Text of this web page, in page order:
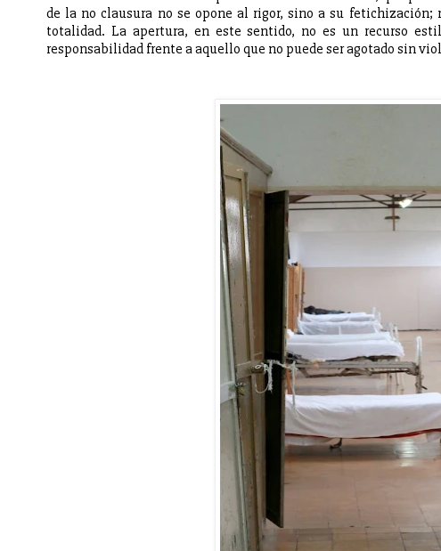
de la no clausura no se opone al rigor, sino a su
totalidad. La apertura, en este sentido, no es un recurso
responsabilidad frente a aquello que no puede ser agotado sin